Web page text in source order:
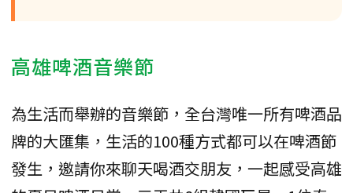
高雄啤酒音樂節
為生活而舉辦的音樂節，全台灣唯一所有啤酒品
牌的大匯集，生活的100種方式都可以在啤酒節
發生，邀請你來聊天喝酒交朋友，一起感受高雄